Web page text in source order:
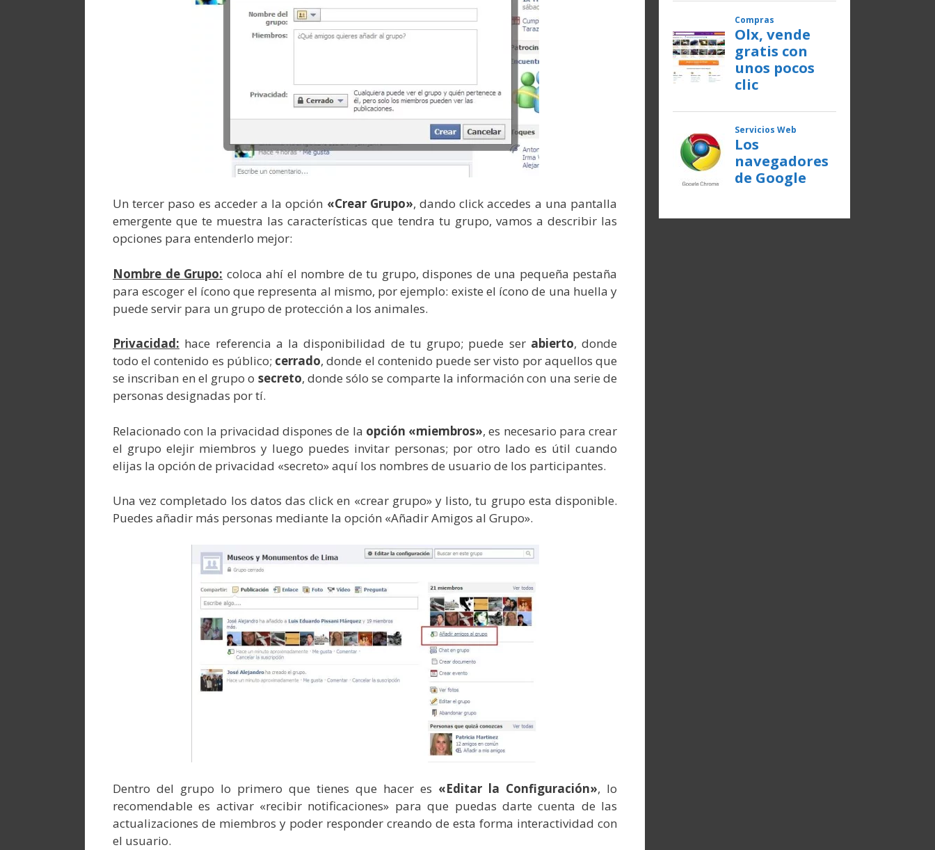
Un tercer paso es acceder a la opción «Crear Grupo», dando click accedes a una pantalla
emergente que te muestra las características que tendra tu grupo, vamos a describir las
opciones para entenderlo mejor:
Nombre de Grupo: coloca ahí el nombre de tu grupo, dispones de una pequeña pestaña
para escoger el ícono que representa al mismo, por ejemplo: existe el ícono de una huella y
puede servir para un grupo de protección a los animales.
Privacidad: hace referencia a la disponibilidad de tu grupo; puede ser abierto, donde
todo el contenido es público; cerrado, donde el contenido puede ser visto por aquellos que
se inscriban en el grupo o secreto, donde sólo se comparte la información con una serie de
personas designadas por tí.
Relacionado con la privacidad dispones de la opción «miembros», es necesario para crear
el grupo elejir miembros y luego puedes invitar personas; por otro lado es útil cuando
elijas la opción de privacidad «secreto» aquí los nombres de usuario de los participantes.
Una vez completado los datos das click en «crear grupo» y listo, tu grupo esta disponible.
Puedes añadir más personas mediante la opción «Añadir Amigos al Grupo».
Dentro del grupo lo primero que tienes que hacer es «Editar la Configuración», lo
recomendable es activar «recibir notificaciones» para que puedas darte cuenta de las
actualizaciones de miembros y poder responder creando de esta forma interactividad con
el usuario.